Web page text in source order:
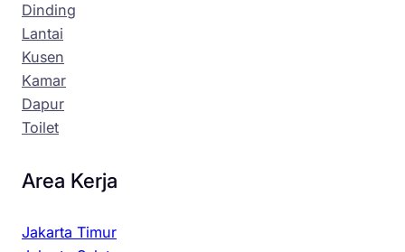
Dinding
Lantai
Kusen
Kamar
Dapur
Toilet
Area Kerja
Jakarta Timur